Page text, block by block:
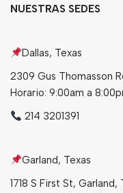
Golosinas
Bebidas
Tés
NUESTRAS SEDES
Dallas, Texas
2309 Gus Thomasson
Horario: 9:00am a
214 3201391
Garland, Texas
1718 S First St,